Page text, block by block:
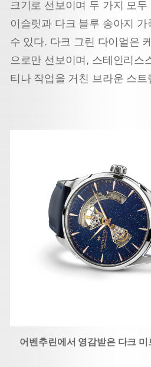
크기로 선보이며 두 가지 모
이슬릿과 다크 블루 송아지
수 있다. 다크 그린 다이얼은
으로만 선보이며, 스테인리스
티나 작업을 거친 브라운 스
어벤추린에서 영감받은 다크